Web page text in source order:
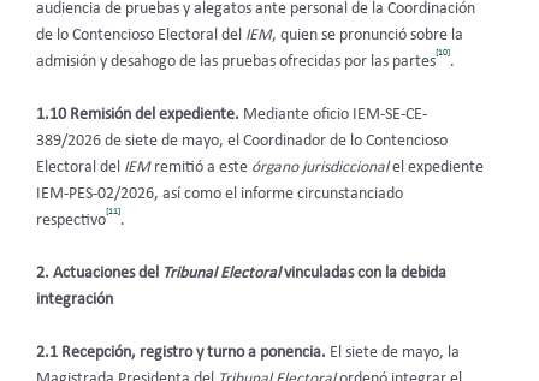
audiencia de pruebas y alegatos ante personal de la Coordinación
de lo Contencioso Electoral del IEM, quien se pronunció sobre la
admisión y desahogo de las pruebas ofrecidas por las partes
[10]
.
1.10 Remisión del expediente. Mediante oficio IEM-SE-CE-
389/2026 de siete de mayo, el Coordinador de lo Contencioso
Electoral del IEMremitió a este órgano jurisdiccionalel expediente
IEM-PES-02/2026, así como el informe circunstanciado
respectivo
[11]
.
2. Actuaciones del Tribunal Electoralvinculadas con la debida
integración
2.1 Recepción, registro y turno a ponencia. El siete de mayo, la